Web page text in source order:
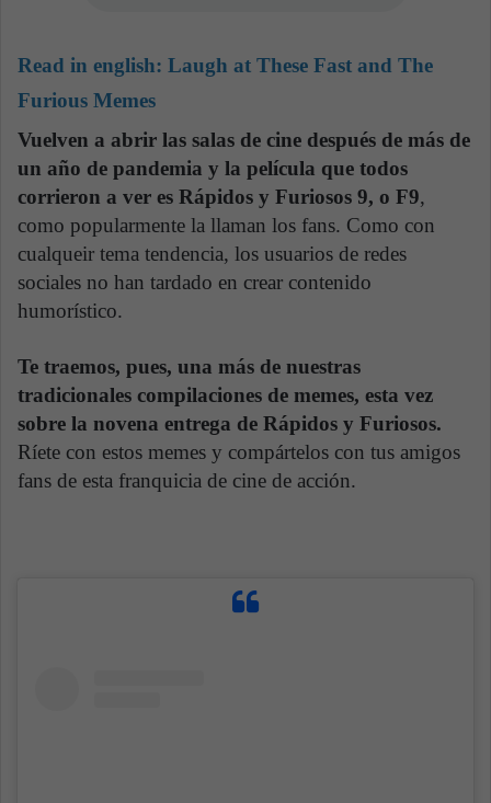
Read in english: Laugh at These Fast and The
Furious Memes
Vuelven a abrir las salas de cine después de más de
un año de pandemia y la película que todos
corrieron a ver es Rápidos y Furiosos 9, o F9,
como popularmente la llaman los fans. Como con
cualqueir tema tendencia, los usuarios de redes
sociales no han tardado en crear contenido
humorístico.
Te traemos, pues, una más de nuestras
tradicionales compilaciones de memes, esta vez
sobre la novena entrega de Rápidos y Furiosos.
Ríete con estos memes y compártelos con tus amigos
fans de esta franquicia de cine de acción.